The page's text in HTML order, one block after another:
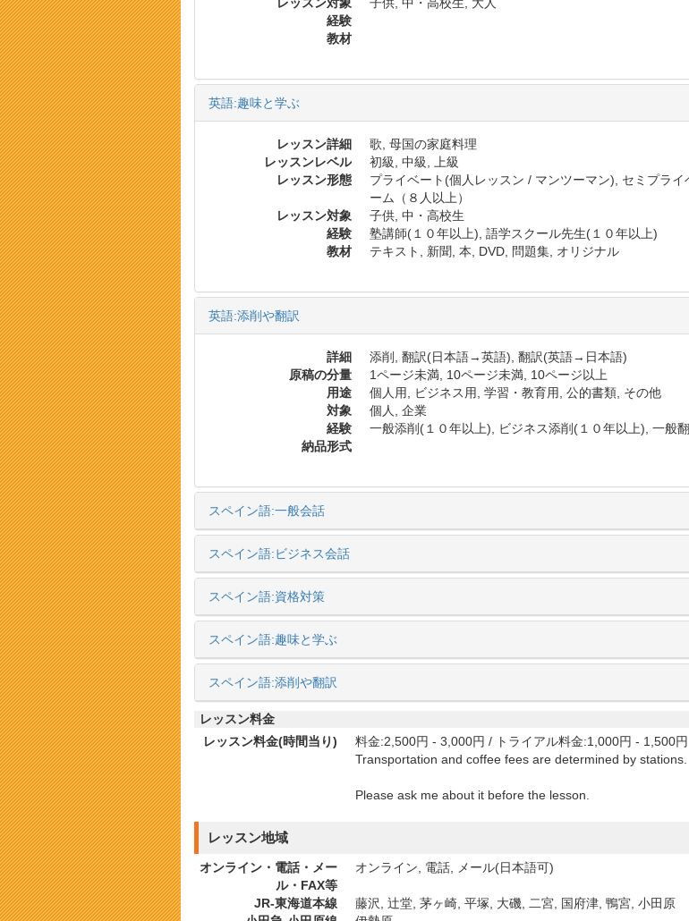
経験
教材
英語:趣味と学ぶ
レッスン詳細
歌, 母国の家庭料理
レッスンレベル
初級, 中級, 上級
レッスン形態
プライベート(個人レッスン / マンツーマン), セミプラ
ーム（８人以上）
レッスン対象
子供, 中・高校生
経験
塾講師(１０年以上), 語学スクール先生(１０年以上)
教材
テキスト, 新聞, 本, DVD, 問題集, オリジナル
英語:添削や翻訳
詳細
添削, 翻訳(日本語→英語), 翻訳(英語→日本語)
原稿の分量
1ページ未満, 10ページ未満, 10ページ以上
用途
個人用, ビジネス用, 学習・教育用, 公的書類, その他
対象
個人, 企業
経験
一般添削(１０年以上), ビジネス添削(１０年以上), 一般
納品形式
スペイン語:一般会話
スペイン語:ビジネス会話
スペイン語:資格対策
スペイン語:趣味と学ぶ
スペイン語:添削や翻訳
レッスン料金
レッスン料金(時間当り)
料金:2,500円 - 3,000円 / トライアル料金:1,000円 - 1,500円
Transportation and coffee fees are determined by stations.
Please ask me about it before the lesson.
レッスン地域
オンライン・電話・メー
ル・FAX等
オンライン, 電話, メール(日本語可)
JR-東海道本線
藤沢, 辻堂, 茅ヶ崎, 平塚, 大磯, 二宮, 国府津, 鴨宮, 小田原